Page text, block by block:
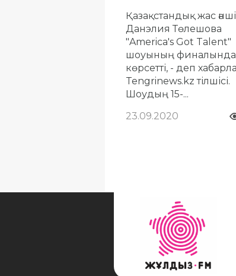
Қазақстандық жас әнші
Данэлия Төлешова
"America's Got Talent"
шоуының финалында
көрсетті, - деп
Tengrinews.kz тілшісі.
Шоудың 15-...
23.09.2020